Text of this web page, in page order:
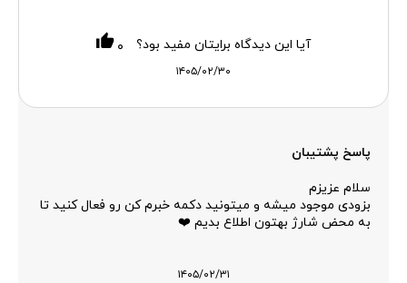
۱۴۰۵/۰۲/۳۰
آیا این دیدگاه برایتان مفید بود؟ ۰
پاسخ پشتیبان
سلام عزیزم
بزودی موجود میشه و میتونید دکمه خبرم کن رو فعال کنید تا
به محض شارژ بهتون اطلاع بدیم ❤️
۱۴۰۵/۰۲/۳۱